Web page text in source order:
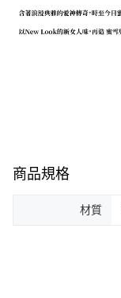
商品規格
材質